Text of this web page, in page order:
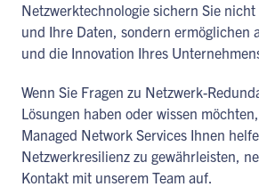
Netzwerktechnologie sichern Sie
und Ihre Daten, sondern ermöglichen
und die Innovation Ihres
Wenn Sie Fragen zu Netzwerk-
Lösungen haben oder wissen
Managed Network Services Ihnen
Netzwerkresilienz zu gewährleisten,
Kontakt mit unserem Team auf.